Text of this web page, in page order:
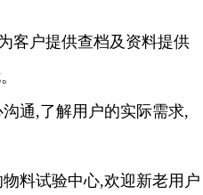
客户提供查档及资料提供
通,了解用户的实际需求,
料试验中心,欢迎新老用户